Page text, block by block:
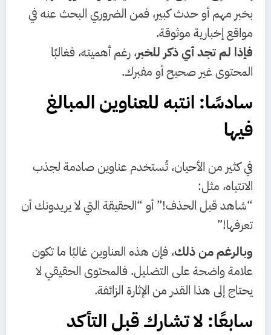
بخبر مهم أو حدث كبير، فمن الضروري البحث عنه في
مواقع إخبارية موثوقة.
فإذا لم تجد أي ذكر للخبر، رغم أهميته، فغالبًا
المحتوى غير صحيح أو مفبرك.
سادسًا: انتبه للعناوين المبالغ
فيها
في كثير من الأحيان، تُستخدم عناوين صادمة لجذب
الانتباه، مثل:
“شاهد قبل الحذف!” أو “الحقيقة التي لا يريدونك أن
تعرفها!”
وبالرغم من ذلك، فإن هذه العناوين غالبًا ما تكون
علامة واضحة على التضليل. فالمحتوى الحقيقي لا
يحتاج إلى هذا القدر من الإثارة الزائفة.
سابعًا: لا تشارك قبل التأكد